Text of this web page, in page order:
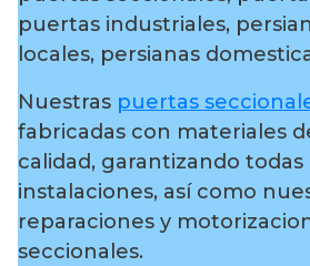
puertas industriales,
locales, persianas
Nuestras puertas
fabricadas con materiales
calidad, garantizando
instalaciones, así como
reparaciones y
seccionales.